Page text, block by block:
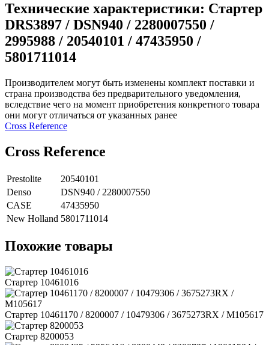
Технические характеристики: Стартер
DRS3897 / DSN940 / 2280007550 /
2995988 / 20540101 / 47435950 /
5801711014
Производителем могут быть изменены комплект поставки и
страна производства без предварительного уведомления,
вследствие чего на момент приобретения конкретного товара
они могут отличаться от указанных ранее
Сross Reference
Сross Reference
Prestolite
20540101
Denso
DSN940 / 2280007550
CASE
47435950
New Holland 5801711014
Похожие товары
Стартер 10461016
Стартер 10461170 / 8200007 / 10479306 / 3675273RX / M105617
Стартер 8200053